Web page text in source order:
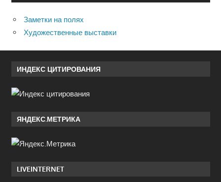
Заметки на полях
Художественные выставки
ИНДЕКС ЦИТИРОВАНИЯ
ЯНДЕКС.МЕТРИКА
LIVEINTERNET